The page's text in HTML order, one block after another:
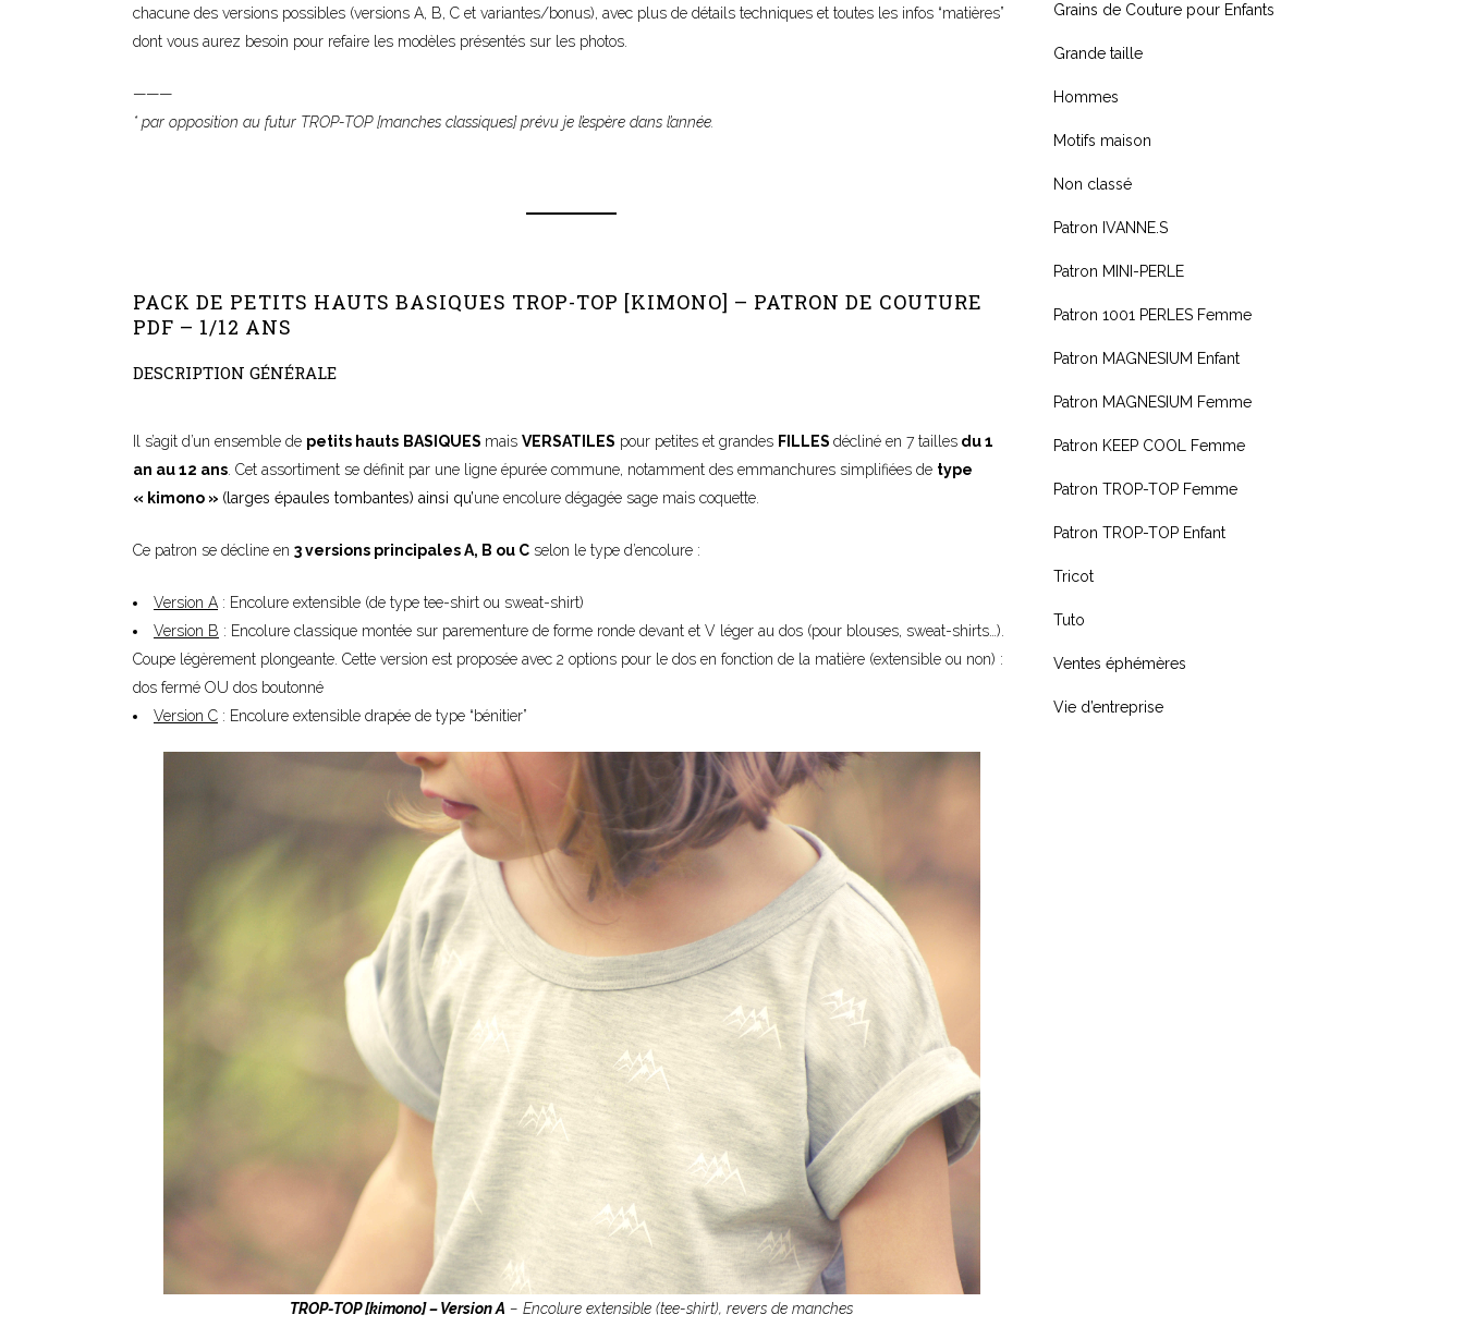
chacune des versions possibles (versions A, B, C et variantes/bonus), avec plus de détails techniques et toutes les infos “matières”
dont vous aurez besoin pour refaire les modèles présentés sur les photos.
———
* par opposition au futur TROP-TOP [manches classiques] prévu je l’espère dans l’année.
PACK DE PETITS HAUTS BASIQUES TROP-TOP [KIMONO] – PATRON DE COUTURE
PDF – 1/12 ANS
DESCRIPTION GÉNÉRALE
Il s’agit d’un ensemble de petits hauts BASIQUES mais VERSATILES pour petites et grandes FILLES décliné en 7 tailles du 1
an au 12 ans . Cet assortiment se définit par une ligne épurée commune, notamment des emmanchures simplifiées de type
« kimono » (larges épaules tombantes) ainsi qu’une encolure dégagée sage mais coquette.
Ce patron se décline en 3 versions principales A, B ou C selon le type d’encolure :
Version A : Encolure extensible (de type tee-shirt ou sweat-shirt)
Version B : Encolure classique montée sur parementure de forme ronde devant et V léger au dos (pour blouses, sweat-shirts…).
Coupe légèrement plongeante. Cette version est proposée avec 2 options pour le dos en fonction de la matière (extensible ou non) :
dos fermé OU dos boutonné
Version C : Encolure extensible drapée de type “bénitier”
TROP-TOP [kimono] – Version A – Encolure extensible (tee-shirt), revers de manches
Grains de Couture pour Enfants
Grande taille
Hommes
Motifs maison
Non classé
Patron IVANNE.S
Patron MINI-PERLE
Patron 1001 PERLES Femme
Patron MAGNESIUM Enfant
Patron MAGNESIUM Femme
Patron KEEP COOL Femme
Patron TROP-TOP Femme
Patron TROP-TOP Enfant
Tricot
Tuto
Ventes éphémères
Vie d’entreprise